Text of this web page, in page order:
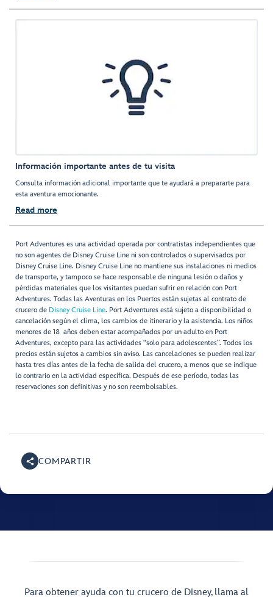
Información importante antes de tu visita
Consulta información adicional importante que te ayudará a prepararte para
esta aventura emocionante.
Read more
Port Adventures es una actividad operada por contratistas independientes que
no son agentes de Disney Cruise Line ni son controlados o supervisados por
Disney Cruise Line. Disney Cruise Line no mantiene sus instalaciones ni medios
de transporte, y tampoco se hace responsable de ninguna lesión o daños y
pérdidas materiales que los visitantes puedan sufrir en relación con Port
Adventures. Todas las Aventuras en los Puertos están sujetas al contrato de
crucero de Disney Cruise Line. Port Adventures está sujeto a disponibilidad o
cancelación según el clima, los cambios de itinerario y la asistencia. Los niños
menores de 18 años deben estar acompañados por un adulto en Port
Adventures, excepto para las actividades “solo para adolescentes”. Todos los
precios están sujetos a cambios sin aviso. Las cancelaciones se pueden realizar
hasta tres días antes de la fecha de salida del crucero, a menos que se indique
lo contrario en la actividad específica. Después de ese período, todas las
reservaciones son definitivas y no son reembolsables.
COMPARTIR
Para obtener ayuda con tu crucero de Disney, llama al